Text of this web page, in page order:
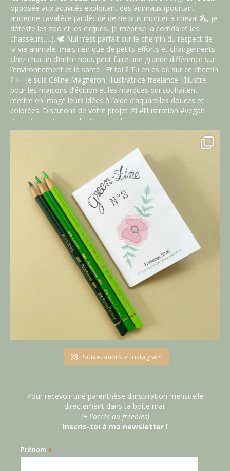
Suivez-moi sur Instagram
Pour recevoir une parenthèse d'inspiration mensuelle
directement dans ta boîte mail
(+ l'accès au freebies)
Inscris-toi à ma newsletter !
Prénom *